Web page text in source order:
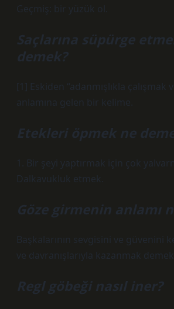
Geçmiş: bir yüzük ol.
Saçlarına süpürge
demek?
[1] Eskiden “adanmışlıkla çalışmak
anlamına gelen bir kelime.
Etekleri öpmek ne
1. Bir şeyi yaptırmak için çok
Dalkavukluk etmek.
Göze girmenin anlamı
Başkalarının sevgisini ve güvenini
ve davranışlarıyla kazanmak
Regl göbeği nasıl iner?